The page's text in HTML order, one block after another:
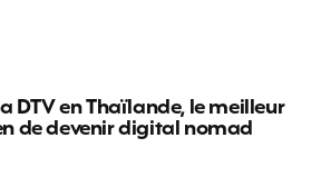
DTV en Thaïlande, le meilleur
de devenir digital nomad